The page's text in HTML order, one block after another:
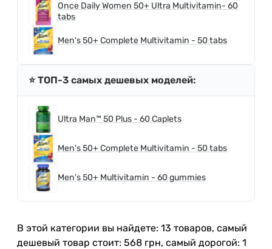
Once Daily Women 50+ Ultra Multivitamin- 60
tabs
Men's 50+ Complete Multivitamin - 50 tabs
⭐️ ТОП-3 самых дешевых моделей:
Ultra Man™ 50 Plus - 60 Caplets
Men's 50+ Complete Multivitamin - 50 tabs
Men's 50+ Multivitamin - 60 gummies
В этой категории вы найдете: 13 товаров, самый
дешевый товар стоит: 568 грн, самый дорогой: 1